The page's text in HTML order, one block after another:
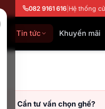
082 9161 616 Hệ thống
Tin tức Khuyến mãi
Cần tư vấn chọn ghế?